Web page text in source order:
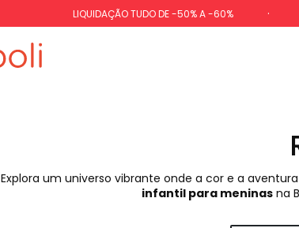
LIQUIDAÇÃO TUDO DE -50% A -60%
Explora um universo vibrante onde a cor e a
infantil para meninas na